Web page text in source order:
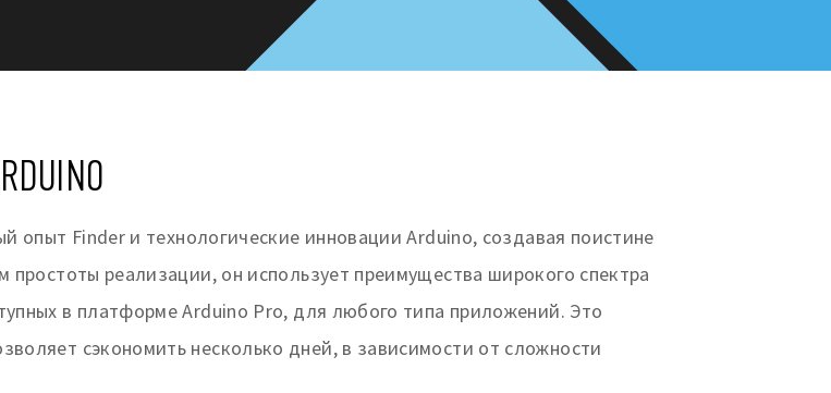
опыт Finder и технологические инновации Arduino, создавая поистине
реализации, он использует преимущества широкого спектра
в платформе Arduino Pro, для любого типа приложений. Это
сэкономить несколько дней, в зависимости от сложности